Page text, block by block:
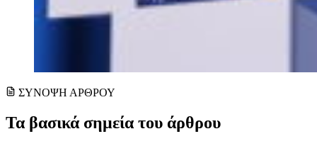
ΣΥΝΟΨΗ ΑΡΘΡΟΥ
Τα βασικά σημεία του άρθρου